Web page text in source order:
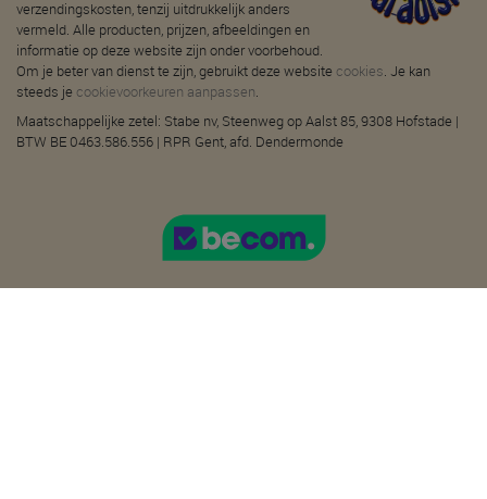
verzendingskosten, tenzij uitdrukkelijk anders
vermeld. Alle producten, prijzen, afbeeldingen en
informatie op deze website zijn onder voorbehoud.
Om je beter van dienst te zijn, gebruikt deze website cookies. Je kan
steeds je cookievoorkeuren aanpassen.
Maatschappelijke zetel: Stabe nv, Steenweg op Aalst 85, 9308 Hofstade |
BTW BE 0463.586.556 | RPR Gent, afd. Dendermonde